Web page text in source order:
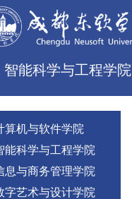
智能科学与工程学院
算机与软件学院
能科学与工程学院
息与商务管理学院
字艺术与设计学院